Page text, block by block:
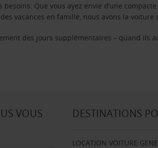
Que vous ayez envie d’une
vacances en famille, nous avons la voiture
des jours supplémentaires – quand ils
VOUS
DESTINATIONS
LOCATION VOITURE